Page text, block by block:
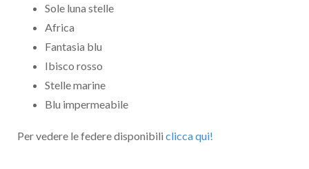
Città
Un privato
Sole luna stelle
Africa
Fantasia blu
Ibisco rosso
Stelle marine
Blu impermeabile
Per vedere le federe disponibili clicca qui!